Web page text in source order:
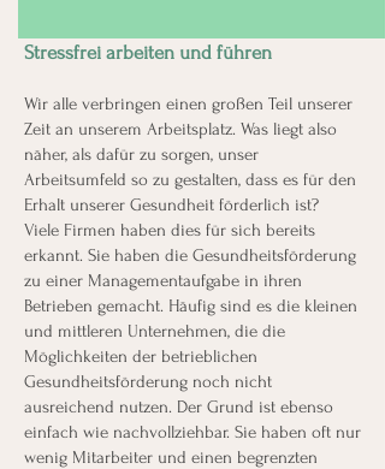
Stressfrei arbeiten und führen
Wir alle verbringen einen großen Teil unserer
Zeit an unserem Arbeitsplatz. Was liegt also
näher, als dafür zu sorgen, unser
Arbeitsumfeld so zu gestalten, dass es für den
Erhalt unserer Gesundheit förderlich ist?
Viele Firmen haben dies für sich bereits
erkannt. Sie haben die Gesundheitsförderung
zu einer Managementaufgabe in ihren
Betrieben gemacht. Häufig sind es die kleinen
und mittleren Unternehmen, die die
Möglichkeiten der betrieblichen
Gesundheitsförderung noch nicht
ausreichend nutzen. Der Grund ist ebenso
einfach wie nachvollziehbar. Sie haben oft nur
wenig Mitarbeiter und einen begrenzten